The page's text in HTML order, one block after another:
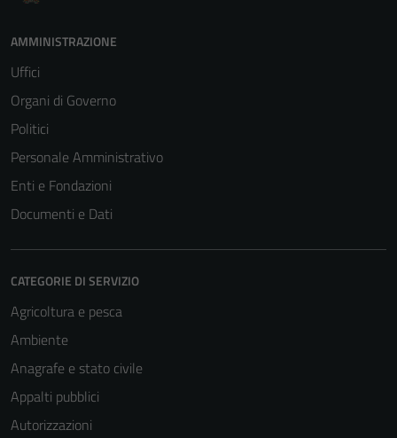
AMMINISTRAZIONE
Uffici
Organi di Governo
Politici
Personale Amministrativo
Enti e Fondazioni
Documenti e Dati
CATEGORIE DI SERVIZIO
Agricoltura e pesca
Ambiente
Anagrafe e stato civile
Appalti pubblici
Autorizzazioni
essere